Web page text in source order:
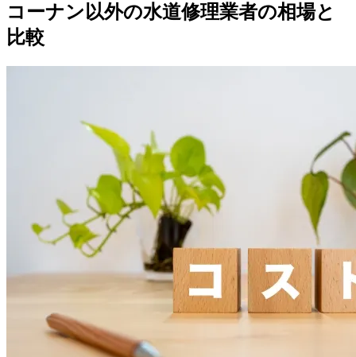
コーナン以外の水道修理業者の相場と
比較